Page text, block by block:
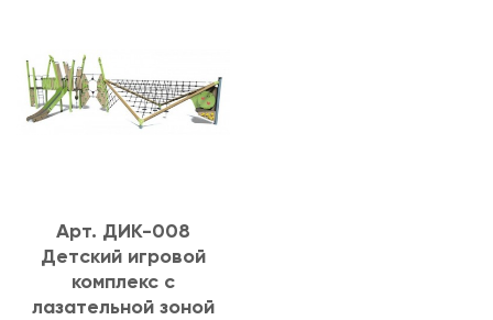
Арт. ДИК-008
Детский игровой
комплекс с
лазательной зоной